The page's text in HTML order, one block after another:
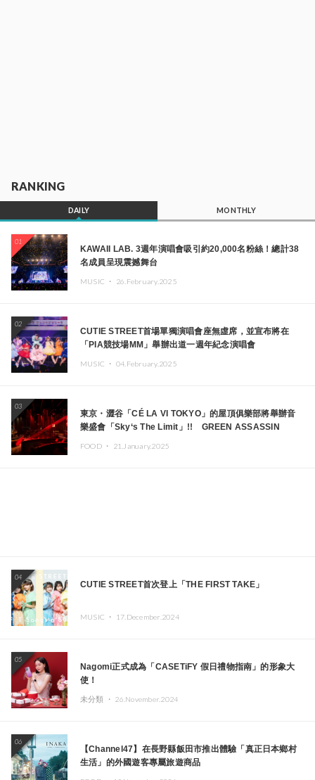
RANKING
DAILY MONTHLY
01
KAWAII LAB. 3週年演唱會吸引約20,000名粉絲！總計38
名成員呈現震撼舞台
MUSIC ・ 26.February.2025
02
CUTIE STREET首場單獨演唱會座無虛席，並宣布將在
「PIA競技場MM」舉辦出道一週年紀念演唱會
MUSIC ・ 04.February.2025
03
東京・澀谷「CÉ LA VI TOKYO」的屋頂俱樂部將舉辦音
樂盛會「Sky‘s The Limit」!! GREEN ASSASSIN
本頂尖DJ及創作者齊聚一堂
FOOD ・ 21.January.2025
04
CUTIE STREET首次登上「THE FIRST TAKE」
MUSIC ・ 17.December.2024
05
Nagomi正式成為「CASETiFY 假日禮物指南」的形象大
使！
未分類 ・ 26.November.2024
06
【Channel47】在長野縣飯田市推出體驗「真正日本鄉村
生活」的外國遊客專屬旅遊商品